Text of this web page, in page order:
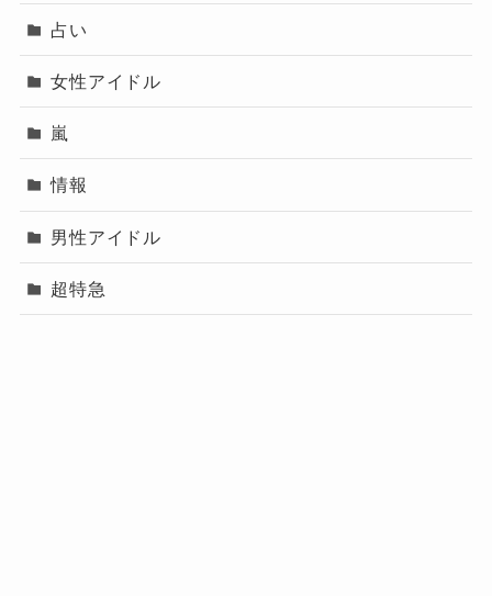
占い
女性アイドル
嵐
情報
男性アイドル
超特急